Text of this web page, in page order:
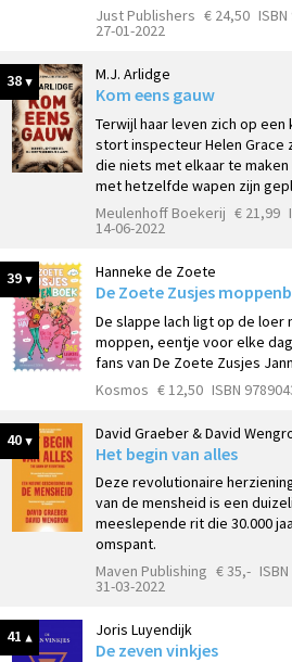
Just Publishers € 24,50
27-01-2022
38 M.J. Arlidge
Kom eens gauw
Terwijl haar leven zich op
stort inspecteur Helen Grace
die niets met elkaar te
met hetzelfde wapen zijn
Meulenhoff Boekerij € 21,99
14-06-2022
39 Hanneke de Zoete
De Zoete Zusjes
De slappe lach ligt op de loer
moppen, eentje voor elke
fans van De Zoete Zusjes
Kosmos € 12,50 ISBN
40 David Graeber & David
Het begin van alles
Deze revolutionaire
van de mensheid is een
meeslepende rit die 30.000
omspant.
Maven Publishing € 35,-
31-03-2022
41 Joris Luyendijk
De zeven vinkjes